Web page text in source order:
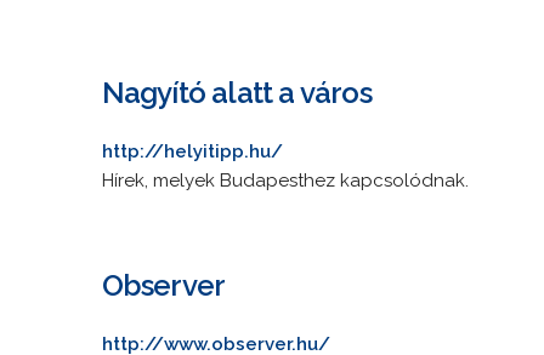
Nagyító alatt a város
http://helyitipp.hu/
Hírek, melyek Budapesthez kapcsolódnak.
Observer
http://www.observer.hu/